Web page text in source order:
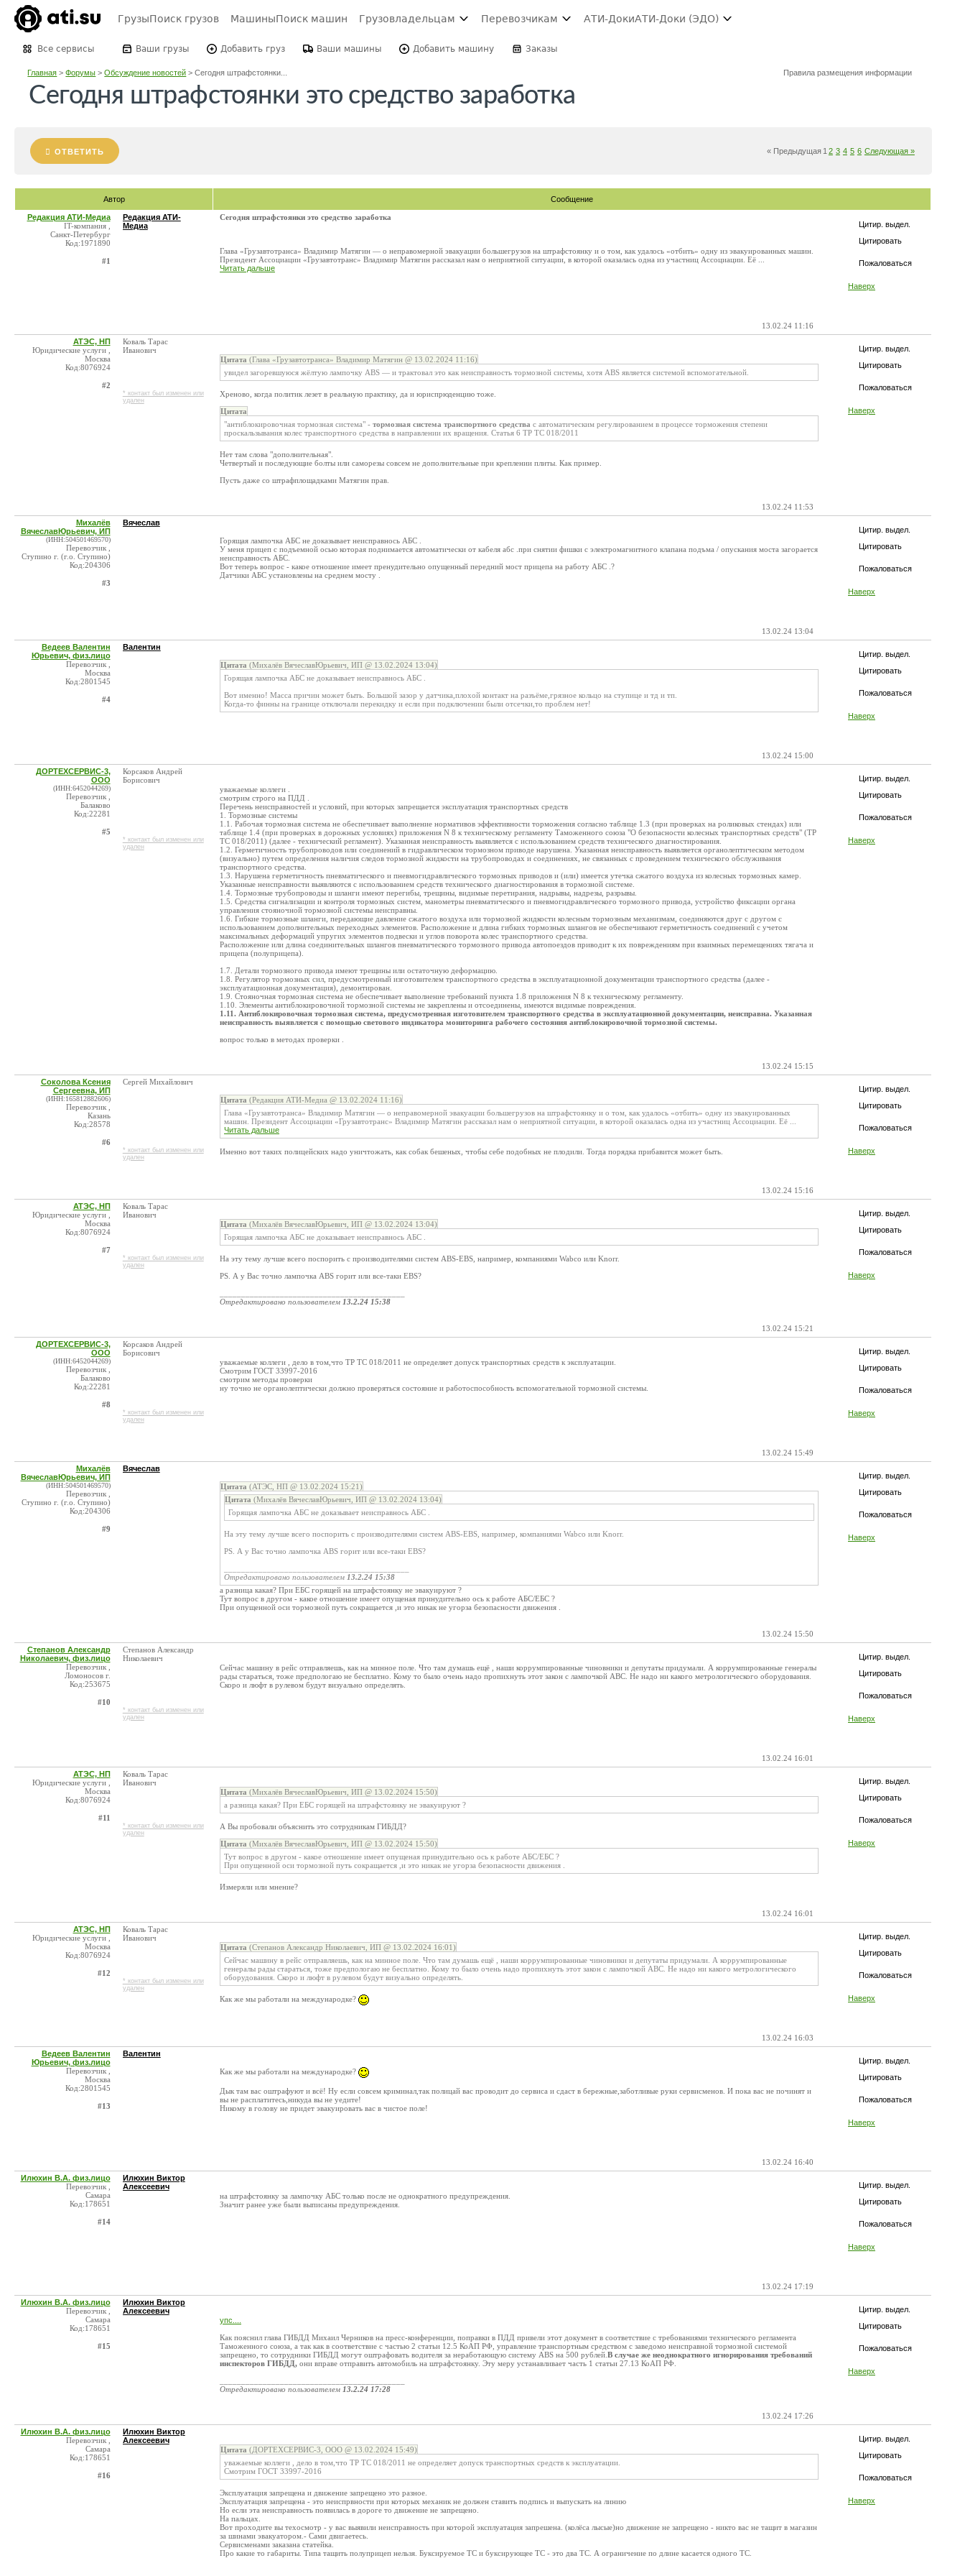
ГрузыПоиск грузов МашиныПоиск машин Грузовладельцам Перевозчикам АТИ-ДокиАТИ-Доки (ЭДО)
Все сервисы Ваши грузы Добавить груз Ваши машины Добавить машину Заказы
Главная >Форумы >Обсуждение новостей >Сегодня штрафстоянки... Правила размещения информации
Сегодня штрафстоянки это средство заработка
ОТВЕТИТЬ « Предыдущая 1 2 3 4 5 6 Следующая »
Автор Сообщение
Цитир. выдел.
Цитировать
Пожаловаться
Наверх
Редакция АТИ-Медиа
IT-компания ,
Санкт-Петербург
Код:1971890
#1
Редакция АТИ-
Медиа
Сегодня штрафстоянки это средство заработка
Глава «Грузавтотранса» Владимир Матягин — о неправомерной эвакуации большегрузов на штрафстоянку и о том, как удалось «отбить» одну из эвакуированных машин.
Президент Ассоциации «Грузавтотранс» Владимир Матягин рассказал нам о неприятной ситуации, в которой оказалась одна из участниц Ассоциации. Её ...
Читать дальше
13.02.24 11:16
Цитир. выдел.
Цитировать
Пожаловаться
Наверх
АТЭС, НП
Юридические услуги ,
Москва
Код:8076924
#2
Коваль Тарас
Иванович
* контакт был изменен или
удален
Цитата (Глава «Грузавтотранса» Владимир Матягин @ 13.02.2024 11:16)
увидел загоревшуюся жёлтую лампочку ABS — и трактовал это как неисправность тормозной системы, хотя ABS является системой вспомогательной.
Хреново, когда политик лезет в реальную практику, да и юриспрюденцию тоже.
Цитата
"антиблокировочная тормозная система" - тормозная система транспортного средства с автоматическим регулированием в процессе торможения степени
проскальзывания колес транспортного средства в направлении их вращения. Статья 6 ТР ТС 018/2011
Нет там слова "дополнительная".
Четвертый и последующие болты или саморезы совсем не дополнительные при креплении плиты. Как пример.
Пусть даже со штрафплощадками Матягин прав.
13.02.24 11:53
Цитир. выдел.
Цитировать
Пожаловаться
Наверх
Михалёв
ВячеславЮрьевич, ИП
(ИНН:504501469570)
Перевозчик ,
Ступино г. (г.о. Ступино)
Код:204306
#3
Вячеслав
Горящая лампочка АБС не доказывает неисправнось АБС .
У меня прицеп с подъемной осью которая поднимается автоматически от кабеля абс .при снятии фишки с электромагнитного клапана подъма / опускания моста загорается
неисправность АБС.
Вот теперь вопрос - какое отношение имеет пренудительно опущенный передний мост прицепа на работу АБС .?
Датчики АБС установлены на среднем мосту .
13.02.24 13:04
Цитир. выдел.
Цитировать
Пожаловаться
Наверх
Ведеев Валентин
Юрьевич, физ.лицо
Перевозчик ,
Москва
Код:2801545
#4
Валентин
Цитата (Михалёв ВячеславЮрьевич, ИП @ 13.02.2024 13:04)
Горящая лампочка АБС не доказывает неисправнось АБС .
Вот именно! Масса причин может быть. Большой зазор у датчика,плохой контакт на разъёме,грязное кольцо на ступице и тд и тп.
Когда-то финны на границе отключали перекидку и если при подключении были отсечки,то проблем нет!
13.02.24 15:00
Цитир. выдел.
Цитировать
Пожаловаться
Наверх
ДОРТЕХСЕРВИС-3,
ООО
(ИНН:6452044269)
Перевозчик ,
Балаково
Код:22281
#5
Корсаков Андрей
Борисович
* контакт был изменен или
удален
уважаемые коллеги .
смотрим строго на ПДД .
Перечень неисправностей и условий, при которых запрещается эксплуатация транспортных средств
1. Тормозные системы
1.1. Рабочая тормозная система не обеспечивает выполнение нормативов эффективности торможения согласно таблице 1.3 (при проверках на роликовых стендах) или
таблице 1.4 (при проверках в дорожных условиях) приложения N 8 к техническому регламенту Таможенного союза "О безопасности колесных транспортных средств" (ТР
ТС 018/2011) (далее - технический регламент). Указанная неисправность выявляется с использованием средств технического диагностирования.
1.2. Герметичность трубопроводов или соединений в гидравлическом тормозном приводе нарушена. Указанная неисправность выявляется органолептическим методом
(визуально) путем определения наличия следов тормозной жидкости на трубопроводах и соединениях, не связанных с проведением технического обслуживания
транспортного средства.
1.3. Нарушена герметичность пневматического и пневмогидравлического тормозных приводов и (или) имеется утечка сжатого воздуха из колесных тормозных камер.
Указанные неисправности выявляются с использованием средств технического диагностирования в тормозной системе.
1.4. Тормозные трубопроводы и шланги имеют перегибы, трещины, видимые перетирания, надрывы, надрезы, разрывы.
1.5. Средства сигнализации и контроля тормозных систем, манометры пневматического и пневмогидравлического тормозного привода, устройство фиксации органа
управления стояночной тормозной системы неисправны.
1.6. Гибкие тормозные шланги, передающие давление сжатого воздуха или тормозной жидкости колесным тормозным механизмам, соединяются друг с другом с
использованием дополнительных переходных элементов. Расположение и длина гибких тормозных шлангов не обеспечивают герметичность соединений с учетом
максимальных деформаций упругих элементов подвески и углов поворота колес транспортного средства.
Расположение или длина соединительных шлангов пневматического тормозного привода автопоездов приводит к их повреждениям при взаимных перемещениях тягача и
прицепа (полуприцепа).
1.7. Детали тормозного привода имеют трещины или остаточную деформацию.
1.8. Регулятор тормозных сил, предусмотренный изготовителем транспортного средства в эксплуатационной документации транспортного средства (далее -
эксплуатационная документация), демонтирован.
1.9. Стояночная тормозная система не обеспечивает выполнение требований пункта 1.8 приложения N 8 к техническому регламенту.
1.10. Элементы антиблокировочной тормозной системы не закреплены и отсоединены, имеются видимые повреждения.
1.11. Антиблокировочная тормозная система, предусмотренная изготовителем транспортного средства в эксплуатационной документации, неисправна. Указанная
неисправность выявляется с помощью светового индикатора мониторинга рабочего состояния антиблокировочной тормозной системы.
вопрос только в методах проверки .
13.02.24 15:15
Цитир. выдел.
Цитировать
Пожаловаться
Наверх
Соколова Ксения
Сергеевна, ИП
(ИНН:165812882606)
Перевозчик ,
Казань
Код:28578
#6
Сергей Михайлович
* контакт был изменен или
удален
Цитата (Редакция АТИ-Медиа @ 13.02.2024 11:16)
Глава «Грузавтотранса» Владимир Матягин — о неправомерной эвакуации большегрузов на штрафстоянку и о том, как удалось «отбить» одну из эвакуированных
машин. Президент Ассоциации «Грузавтотранс» Владимир Матягин рассказал нам о неприятной ситуации, в которой оказалась одна из участниц Ассоциации. Её ...
Читать дальше
Именно вот таких полицейских надо уничтожать, как собак бешеных, чтобы себе подобных не плодили. Тогда порядка прибавится может быть.
13.02.24 15:16
Цитир. выдел.
Цитировать
Пожаловаться
Наверх
АТЭС, НП
Юридические услуги ,
Москва
Код:8076924
#7
Коваль Тарас
Иванович
* контакт был изменен или
удален
Цитата (Михалёв ВячеславЮрьевич, ИП @ 13.02.2024 13:04)
Горящая лампочка АБС не доказывает неисправнось АБС .
На эту тему лучше всего поспорить с производителями систем ABS-EBS, например, компаниями Wabco или Knorr.
PS. А у Вас точно лампочка ABS горит или все-таки EBS?
Отредактировано пользователем 13.2.24 15:38
13.02.24 15:21
Цитир. выдел.
Цитировать
Пожаловаться
Наверх
ДОРТЕХСЕРВИС-3,
ООО
(ИНН:6452044269)
Перевозчик ,
Балаково
Код:22281
#8
Корсаков Андрей
Борисович
* контакт был изменен или
удален
уважаемые коллеги , дело в том,что ТР ТС 018/2011 не определяет допуск транспортных средств к эксплуатации.
Смотрим ГОСТ 33997-2016
смотрим методы проверки
ну точно не органолептически должно проверяться состояние и работоспособность вспомогательной тормозной системы.
13.02.24 15:49
Цитир. выдел.
Цитировать
Пожаловаться
Наверх
Михалёв
ВячеславЮрьевич, ИП
(ИНН:504501469570)
Перевозчик ,
Ступино г. (г.о. Ступино)
Код:204306
#9
Вячеслав
Цитата (АТЭС, НП @ 13.02.2024 15:21)
Цитата (Михалёв ВячеславЮрьевич, ИП @ 13.02.2024 13:04)
Горящая лампочка АБС не доказывает неисправнось АБС .
На эту тему лучше всего поспорить с производителями систем ABS-EBS, например, компаниями Wabco или Knorr.
PS. А у Вас точно лампочка ABS горит или все-таки EBS?
Отредактировано пользователем 13.2.24 15:38
а разница какая? При ЕБС горящей на штрафстоянку не эвакуируют ?
Тут вопрос в другом - какое отношение имеет опущеная принудительно ось к работе АБС/ЕБС ?
При опущенной оси тормозной путь сокращается ,и это никак не угорза безопасности движения .
13.02.24 15:50
Цитир. выдел.
Цитировать
Пожаловаться
Наверх
Степанов Александр
Николаевич, физ.лицо
Перевозчик ,
Ломоносов г.
Код:253675
#10
Степанов Александр
Николаевич
* контакт был изменен или
удален
Сейчас машину в рейс отправляешь, как на минное поле. Что там думашь ещё , наши коррумпированные чиновники и депутаты придумали. А коррумпированные генералы
рады стараться, тоже предпологаю не бесплатно. Кому то было очень надо пропихнуть этот закон с лампочкой АВС. Не надо ни какого метрологического оборудования.
Скоро и люфт в рулевом будут визуально определять.
13.02.24 16:01
Цитир. выдел.
Цитировать
Пожаловаться
Наверх
АТЭС, НП
Юридические услуги ,
Москва
Код:8076924
#11
Коваль Тарас
Иванович
* контакт был изменен или
удален
Цитата (Михалёв ВячеславЮрьевич, ИП @ 13.02.2024 15:50)
а разница какая? При ЕБС горящей на штрафстоянку не эвакуируют ?
А Вы пробовали объяснить это сотрудникам ГИБДД?
Цитата (Михалёв ВячеславЮрьевич, ИП @ 13.02.2024 15:50)
Тут вопрос в другом - какое отношение имеет опущеная принудительно ось к работе АБС/ЕБС ?
При опущенной оси тормозной путь сокращается ,и это никак не угорза безопасности движения .
Измеряли или мнение?
13.02.24 16:01
Цитир. выдел.
Цитировать
Пожаловаться
Наверх
АТЭС, НП
Юридические услуги ,
Москва
Код:8076924
#12
Коваль Тарас
Иванович
* контакт был изменен или
удален
Цитата (Степанов Александр Николаевич, ИП @ 13.02.2024 16:01)
Сейчас машину в рейс отправляешь, как на минное поле. Что там думашь ещё , наши коррумпированные чиновники и депутаты придумали. А коррумпированные
генералы рады стараться, тоже предпологаю не бесплатно. Кому то было очень надо пропихнуть этот закон с лампочкой АВС. Не надо ни какого метрологического
оборудования. Скоро и люфт в рулевом будут визуально определять.
Как же мы работали на международке?
13.02.24 16:03
Цитир. выдел.
Цитировать
Пожаловаться
Наверх
Ведеев Валентин
Юрьевич, физ.лицо
Перевозчик ,
Москва
Код:2801545
#13
Валентин
Как же мы работали на международке?
Дык там вас оштрафуют и всё! Ну если совсем криминал,так полицай вас проводит до сервиса и сдаст в бережные,заботливые руки сервисменов. И пока вас не починят и
вы не расплатитесь,никуда вы не уедите!
Никому в голову не придет эвакуировать вас в чистое поле!
13.02.24 16:40
Цитир. выдел.
Цитировать
Пожаловаться
Наверх
Илюхин В.А. физ.лицо
Перевозчик ,
Самара
Код:178651
#14
Илюхин Виктор
Алексеевич
на штрафстоянку за лампочку АБС только после не однократного предупреждения.
Значит ранее уже были выписаны предупреждения.
13.02.24 17:19
Цитир. выдел.
Цитировать
Пожаловаться
Наверх
Илюхин В.А. физ.лицо
Перевозчик ,
Самара
Код:178651
#15
Илюхин Виктор
Алексеевич
упс....
Как пояснил глава ГИБДД Михаил Черников на пресс-конференции, поправки в ПДД привели этот документ в соответствие с требованиями технического регламента
Таможенного союза, а так как в соответствие с частью 2 статьи 12.5 КоАП РФ, управление транспортным средством с заведомо неисправной тормозной системой
запрещено, то сотрудники ГИБДД могут оштрафовать водителя за неработающую систему ABS на 500 рублей. В случае же неоднократного игнорирования требований
инспекторов ГИБДД, они вправе отправить автомобиль на штрафстоянку. Эту меру устанавливает часть 1 статьи 27.13 КоАП РФ.
Отредактировано пользователем 13.2.24 17:28
13.02.24 17:26
Цитир. выдел.
Цитировать
Пожаловаться
Наверх
Илюхин В.А. физ.лицо
Перевозчик ,
Самара
Код:178651
#16
Илюхин Виктор
Алексеевич
Цитата (ДОРТЕХСЕРВИС-3, ООО @ 13.02.2024 15:49)
уважаемые коллеги , дело в том,что ТР ТС 018/2011 не определяет допуск транспортных средств к эксплуатации.
Смотрим ГОСТ 33997-2016
Эксплуатация запрещена и движение запрещено это разное.
Эксплуатация запрещена - это неиспрвности при которых механик не должен ставить подпись и выпускать на линию
Но если эта неисправность появилась в дороге то движение не запрещено.
На пальцах.
Вот проходите вы техосмотр - у вас выявили неисправность при которой эксплуатация запрешена. (колёса лысые)но движение не запрещено - никто вас не тащит в магазин
за шинами эвакуатором.- Сами двигаетесь.
Сервисменами заказана статейка.
Про какие то габариты. Типа тащить полуприцеп нельзя. Буксируемое ТС и буксирующее ТС - это два ТС. А ограничение по длине касается одного ТС.